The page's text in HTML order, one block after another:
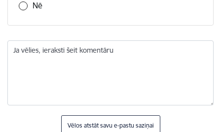
Nē
Ja vēlies, ieraksti šeit komentāru
Vēlos atstāt savu e-pastu saziņai